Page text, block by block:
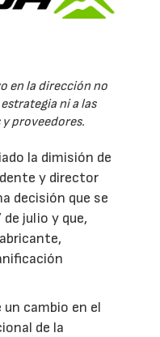
en la dirección no
ni a las
proveedores.
la dimisión de
y director
decisión que se
julio y que,
un cambio en el
de la